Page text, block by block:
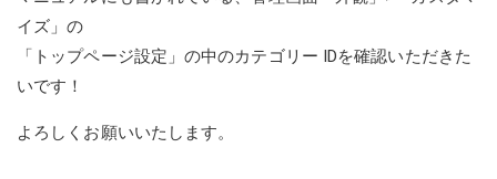
イズ」の
「トップページ設定」の中のカテゴリー IDを確認いただきた
いです！
よろしくお願いいたします。